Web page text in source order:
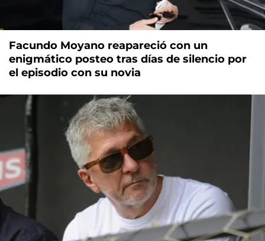
Facundo Moyano reapareció con un
enigmático posteo tras días de silencio por
el episodio con su novia